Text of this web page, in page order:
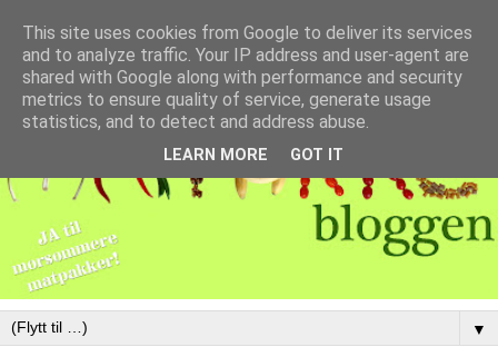
▼
This site uses cookies from Google to deliver its services
and to analyze traffic. Your IP address and user-agent are
shared with Google along with performance and security
metrics to ensure quality of service, generate usage
statistics, and to detect and address abuse.
LEARN MORE GOT IT